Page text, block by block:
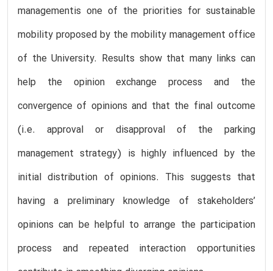
managementis one of the priorities for sustainable
mobility proposed by the mobility management office
of the University. Results show that many links can
help the opinion exchange process and the
convergence of opinions and that the final outcome
(i.e. approval or disapproval of the parking
management strategy) is highly influenced by the
initial distribution of opinions. This suggests that
having a preliminary knowledge of stakeholders’
opinions can be helpful to arrange the participation
process and repeated interaction opportunities